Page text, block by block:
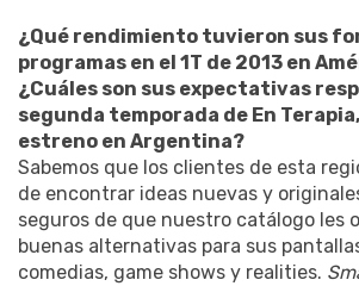
¿Qué rendimiento tuvieron sus
programas en el 1T de 2013 en
¿Cuáles son sus expectativas
segunda temporada de En
estreno en Argentina?
Sabemos que los clientes de esta
de encontrar ideas nuevas y
seguros de que nuestro catálogo les
buenas alternativas para sus
comedias, game shows y realities.